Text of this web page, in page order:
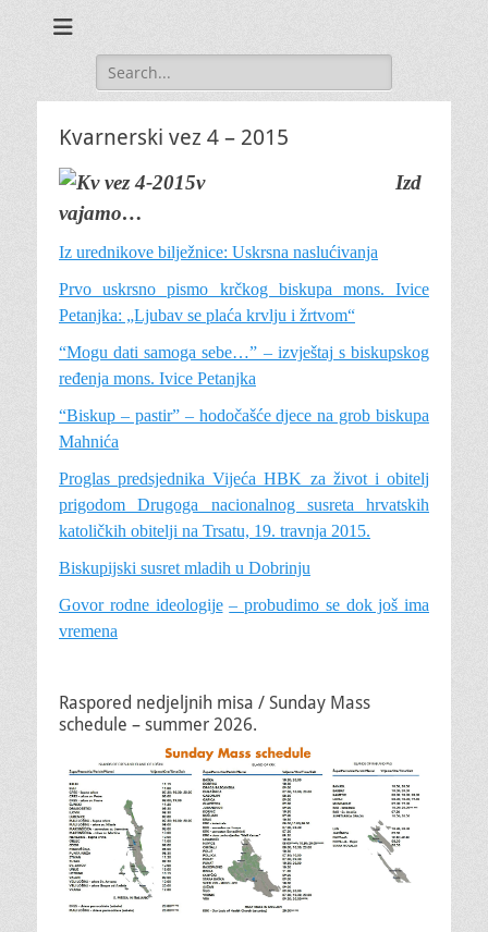
Search
for:
Kvarnerski vez 4 – 2015
Izd
vajamo…
Iz urednikove bilježnice: Uskrsna naslućivanja
Prvo uskrsno pismo krčkog biskupa mons. Ivice
Petanjka: „Ljubav se plaća krvlju i žrtvom“
“Mogu dati samoga sebe…” – izvještaj s biskupskog
ređenja mons. Ivice Petanjka
“Biskup – pastir” – hodočašće djece na grob biskupa
Mahnića
Proglas predsjednika Vijeća HBK za život i obitelj
prigodom Drugoga nacionalnog susreta hrvatskih
katoličkih obitelji na Trsatu, 19. travnja 2015.
Biskupijski susret mladih u Dobrinju
Govor rodne ideologije – probudimo se dok još ima
vremena
Raspored nedjeljnih misa / Sunday Mass
schedule – summer 2026.